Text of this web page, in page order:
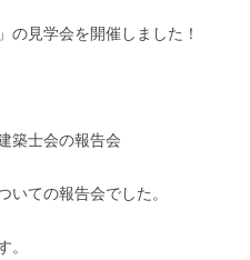
の見学会を開催しました！
築士会の報告会
いての報告会でした。
。